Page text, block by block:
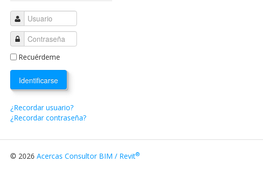
Recuérdeme
Identificarse
¿Recordar usuario?
¿Recordar contraseña?
© 2026 Acercas Consultor BIM / Revit®